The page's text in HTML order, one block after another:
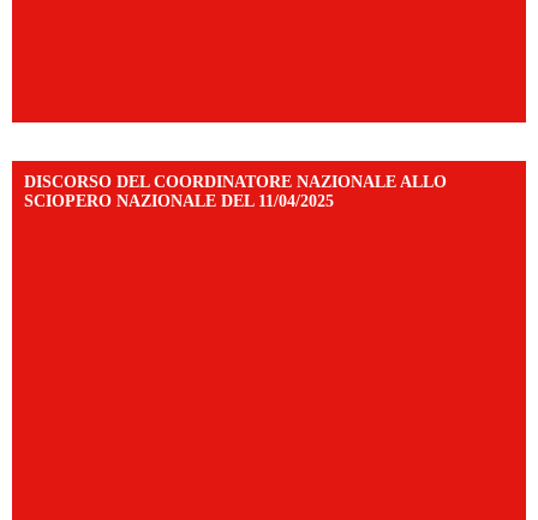
DISCORSO DEL COORDINATORE NAZIONALE ALLO
SCIOPERO NAZIONALE DEL 11/04/2025